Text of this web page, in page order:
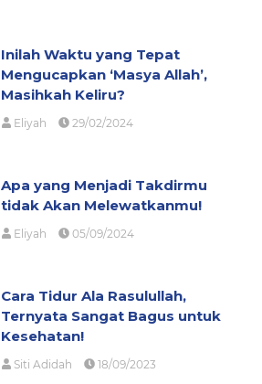
Inilah Waktu yang Tepat
Mengucapkan ‘Masya Allah’,
Masihkah Keliru?
Eliyah 29/02/2024
Apa yang Menjadi Takdirmu
tidak Akan Melewatkanmu!
Eliyah 05/09/2024
Cara Tidur Ala Rasulullah,
Ternyata Sangat Bagus untuk
Kesehatan!
Siti Adidah 18/09/2023